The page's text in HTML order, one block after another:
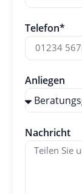
Telefon*
Anliegen
Nachricht